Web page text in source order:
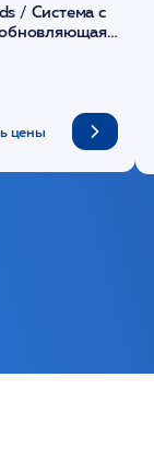
/ Cистема с
цены